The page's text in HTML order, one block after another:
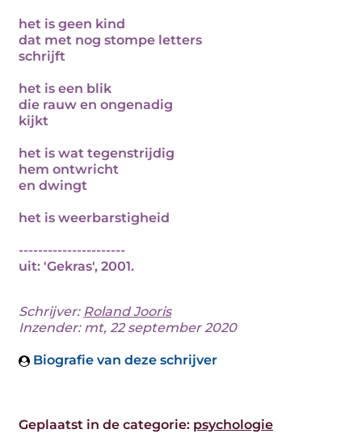
het is geen kind
dat met nog stompe letters
schrijft
het is een blik
die rauw en ongenadig
kijkt
het is wat tegenstrijdig
hem ontwricht
en dwingt
het is weerbarstigheid
----------------------
uit: 'Gekras', 2001.
Schrijver: Roland Jooris
Inzender: mt, 22 september 2020
Biografie van deze schrijver
Geplaatst in de categorie: psychologie